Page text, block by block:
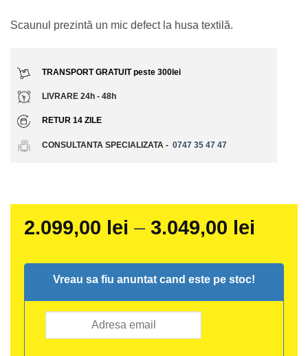
Scaunul prezintă un mic defect la husa textilă.
TRANSPORT GRATUIT peste 300lei
LIVRARE 24h - 48h
RETUR 14 ZILE
CONSULTANTA SPECIALIZATA - 0747 35 47 47
2.099,00 lei – 3.049,00 lei
până
Vreau sa fiu anuntat cand este pe stoc!